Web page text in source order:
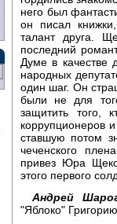
него был
он писал
талант друга.
последний
Думе в качестве
народных
один шаг. Он
были не для
защитить того,
коррупционеров
ставшую потом
чеченского
привез Юра
этого первого
Андрей
"Яблоко"